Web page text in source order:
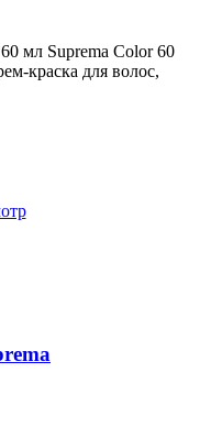
мл Suprema Color 60
краска для волос,